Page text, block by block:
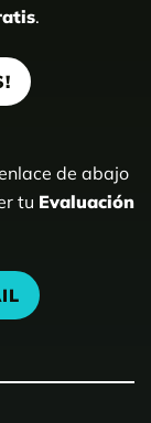
.
de abajo
tu Evaluación